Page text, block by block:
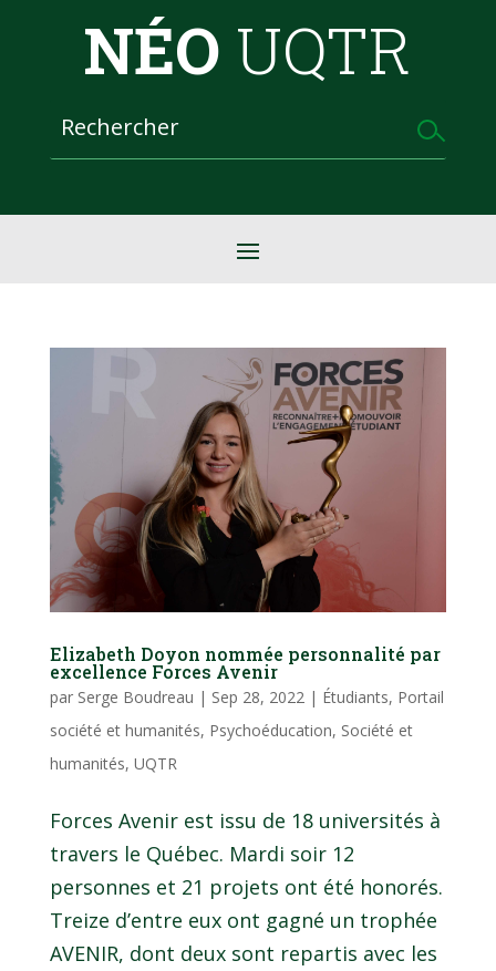
NÉO UQTR
Elizabeth Doyon nommée personnalité par
excellence Forces Avenir
par Serge Boudreau | Sep 28, 2022 | Étudiants, Portail
société et humanités, Psychoéducation, Société et
humanités, UQTR
Forces Avenir est issu de 18 universités à
travers le Québec. Mardi soir 12
personnes et 21 projets ont été honorés.
Treize d’entre eux ont gagné un trophée
AVENIR, dont deux sont repartis avec les